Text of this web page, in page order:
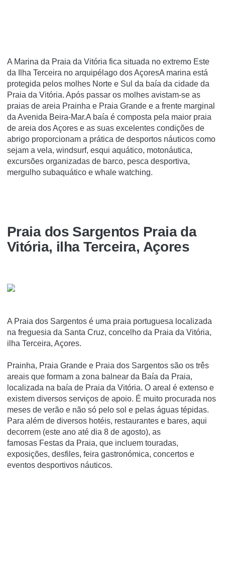
A Marina da Praia da Vitória fica situada no extremo Este
da Ilha Terceira no arquipélago dos AçoresA marina está
protegida pelos molhes Norte e Sul da baía da cidade da
Praia da Vitória. Após passar os molhes avistam-se as
praias de areia Prainha e Praia Grande e a frente marginal
da Avenida Beira-Mar.A baía é composta pela maior praia
de areia dos Açores e as suas excelentes condições de
abrigo proporcionam a prática de desportos náuticos como
sejam a vela, windsurf, esqui aquático, motonáutica,
excursões organizadas de barco, pesca desportiva,
mergulho subaquático e whale watching.
Praia dos Sargentos Praia da
Vitória, ilha Terceira, Açores
A Praia dos Sargentos é uma praia portuguesa localizada
na freguesia da Santa Cruz, concelho da Praia da Vitória,
ilha Terceira, Açores.
Prainha, Praia Grande e Praia dos Sargentos são os três
areais que formam a zona balnear da Baía da Praia,
localizada na baía de Praia da Vitória. O areal é extenso e
existem diversos serviços de apoio. É muito procurada nos
meses de verão e não só pelo sol e pelas águas tépidas.
Para além de diversos hotéis, restaurantes e bares, aqui
decorrem (este ano até dia 8 de agosto), as
famosas Festas da Praia, que incluem touradas,
exposições, desfiles, feira gastronómica, concertos e
eventos desportivos náuticos.